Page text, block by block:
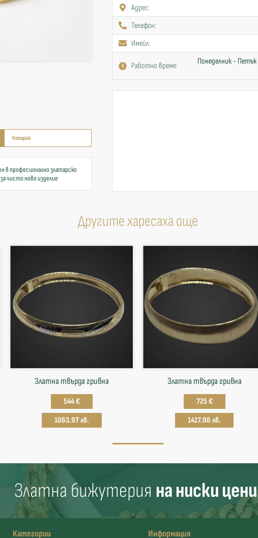
Копирай
в професионално златарско
чисто ново изделие
Адрес:
Телефон:
Имейл:
Работно време:
Понеделник -
Другите харесаха още
Златна твърда гривнa
544 €
1063.97 лв.
Златна твърда гривнa
725 €
1417.98 лв.
Златна бижутерия на ниски
Категории Информация